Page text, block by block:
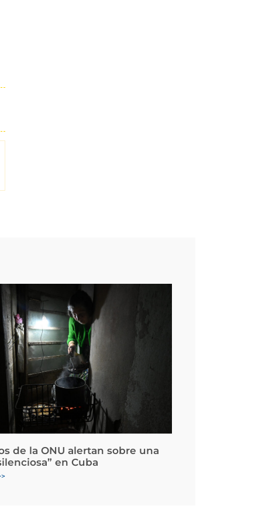
de la ONU alertan sobre una
en Cuba